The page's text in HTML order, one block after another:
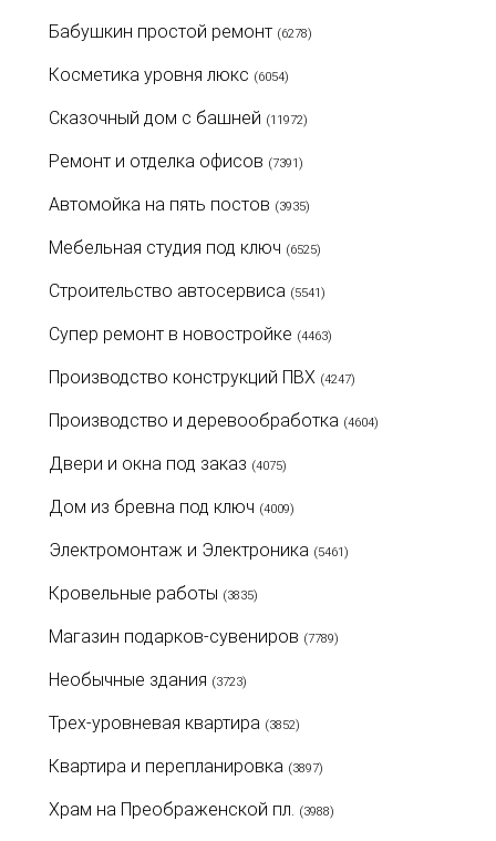
Бабушкин простой ремонт (6278)
Косметика уровня люкс (6054)
Сказочный дом с башней (11972)
Ремонт и отделка офисов (7391)
Автомойка на пять постов (3935)
Мебельная студия под ключ (6525)
Строительство автосервиса (5541)
Супер ремонт в новостройке (4463)
Производство конструкций ПВХ (4247)
Производство и деревообработка (4604)
Двери и окна под заказ (4075)
Дом из бревна под ключ (4009)
Электромонтаж и Электроника (5461)
Кровельные работы (3835)
Магазин подарков-сувениров (7789)
Необычные здания (3723)
Трех-уровневая квартира (3852)
Квартира и перепланировка (3897)
Храм на Преображенской пл. (3988)